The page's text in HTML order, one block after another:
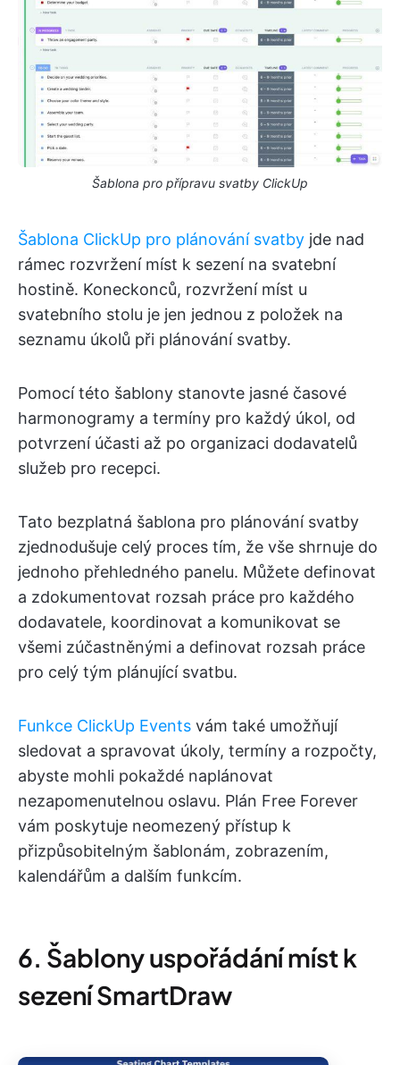
Šablona pro přípravu svatby ClickUp
Šablona ClickUp pro plánování svatby jde nad
rámec rozvržení míst k sezení na svatební
hostině. Koneckonců, rozvržení míst u
svatebního stolu je jen jednou z položek na
seznamu úkolů při plánování svatby.
Pomocí této šablony stanovte jasné časové
harmonogramy a termíny pro každý úkol, od
potvrzení účasti až po organizaci dodavatelů
služeb pro recepci.
Tato bezplatná šablona pro plánování svatby
zjednodušuje celý proces tím, že vše shrnuje do
jednoho přehledného panelu. Můžete definovat
a zdokumentovat rozsah práce pro každého
dodavatele, koordinovat a komunikovat se
všemi zúčastněnými a definovat rozsah práce
pro celý tým plánující svatbu.
Funkce ClickUp Events vám také umožňují
sledovat a spravovat úkoly, termíny a rozpočty,
abyste mohli pokaždé naplánovat
nezapomenutelnou oslavu. Plán Free Forever
vám poskytuje neomezený přístup k
přizpůsobitelným šablonám, zobrazením,
kalendářům a dalším funkcím.
6. Šablony uspořádání míst k
sezení SmartDraw